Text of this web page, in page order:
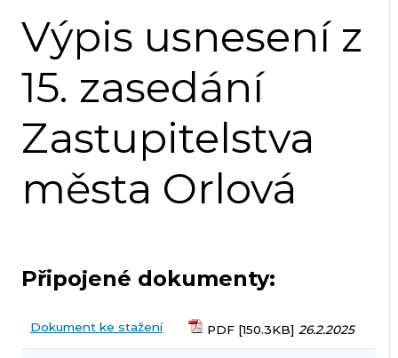
Výpis usnesení z
15. zasedání
Zastupitelstva
města Orlová
Připojené dokumenty:
Dokument ke stažení PDF [150.3KB] 26.2.2025